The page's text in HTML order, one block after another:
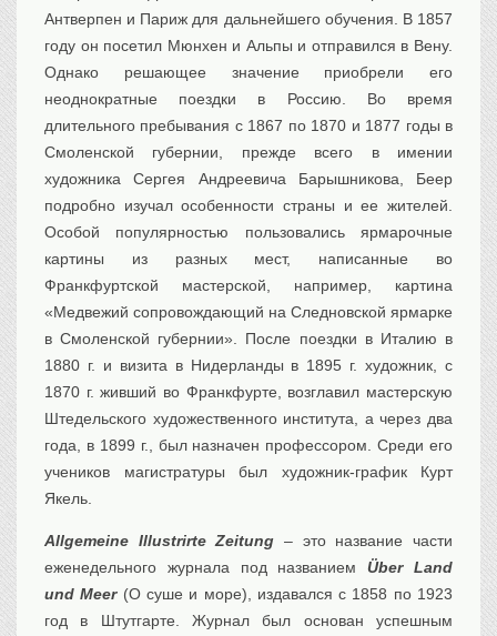
Антверпен и Париж для дальнейшего обучения. В 1857
году он посетил Мюнхен и Альпы и отправился в Вену.
Однако решающее значение приобрели его
неоднократные поездки в Россию. Во время
длительного пребывания с 1867 по 1870 и 1877 годы в
Смоленской губернии, прежде всего в имении
художника Сергея Андреевича Барышникова, Беер
подробно изучал особенности страны и ее жителей.
Особой популярностью пользовались ярмарочные
картины из разных мест, написанные во
Франкфуртской мастерской, например, картина
«Медвежий сопровождающий на Следновской ярмарке
в Смоленской губернии». После поездки в Италию в
1880 г. и визита в Нидерланды в 1895 г. художник, с
1870 г. живший во Франкфурте, возглавил мастерскую
Штедельского художественного института, а через два
года, в 1899 г., был назначен профессором. Среди его
учеников магистратуры был художник-график Курт
Якель.
Allgemeine Illustrirte Zeitung – это название части
еженедельного журнала под названиемÜber Land
und Meer (О суше и море), издавался с 1858 по 1923
год в Штутгарте. Журнал был основан успешным